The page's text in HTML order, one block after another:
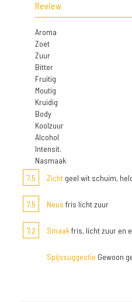
Review
Aroma
Zoet
Zuur
Bitter
Fruitig
Moutig
Kruidig
Body
Koolzuur
Alcohol
Intensit.
Nasmaak
7,5
Zicht geel wit schuim,
7,5 Neus fris licht zuur
7,2 Smaakfris, licht zuur en
Spijssuggestie Gewoon